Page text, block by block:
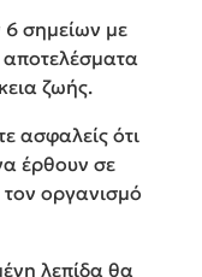
σημείων με
αποτελέσματα
ζωής.
ασφαλείς ότι
έρθουν σε
οργανισμό
λεπίδα θα